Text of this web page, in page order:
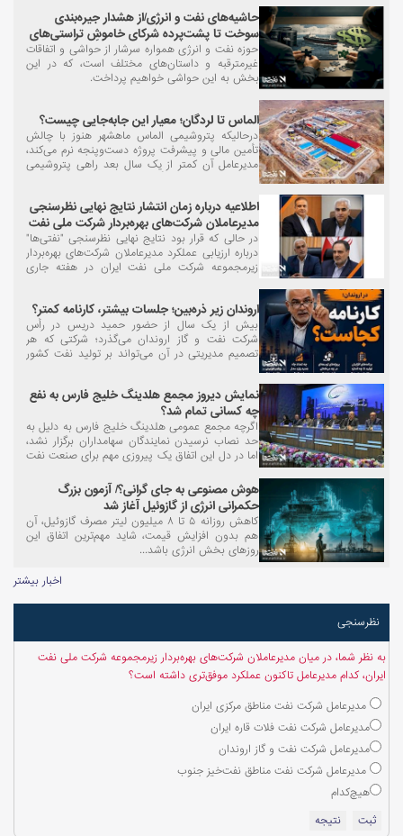
مرحله‌ای از آماده‌باش شده....
حاشیه‌های نفت و انرژی/از هشدار جیره‌بندی
سوخت تا پشت‌پرده شرکای خاموشِ تراستی‌های
بدهکار!
حوزه نفت و انرژی همواره سرشار از حواشی و اتفاقات
غیرمترقبه و داستان‌های مختلف است، که در این
بخش به این حواشی خواهیم پرداخت.
الماس تا لردگان؛ معیار این جابه‌جایی چیست؟
درحالیکه پتروشیمی الماس ماهشهر هنوز با چالش
تأمین مالی و پیشرفت پروژه دست‌وپنجه نرم می‌کند،
مدیرعامل آن کمتر از یک سال بعد راهی پتروشیمی
اطلاعیه درباره زمان انتشار نتایج نهایی نظرسنجی
مدیرعاملان شرکت‌های بهره‌بردار شرکت ملی نفت
ایران
در حالی که قرار بود نتایج نهایی نظرسنجی "نفتی‌ها"
درباره ارزیابی عملکرد مدیرعاملان شرکت‌های بهره‌بردار
زیرمجموعه شرکت ملی نفت ایران در هفته جاری
اروندان زیر ذره‌بین؛ جلسات بیشتر، کارنامه کمتر؟
بیش از یک سال از حضور حمید دریس در رأس
شرکت نفت و گاز اروندان می‌گذرد؛ شرکتی که هر
تصمیم مدیریتی در آن می‌تواند بر تولید نفت کشور
قابل اندازه‌گیری مدیریت جدید چه بوده است؟
نمایش دیروز مجمع هلدینگ خلیج فارس به نفع
چه کسانی تمام شد؟
اگرچه مجمع عمومی هلدینگ خلیج فارس به دلیل به
حد نصاب نرسیدن نمایندگان سهامداران برگزار نشد،
اما در دل این اتفاق یک پیروزی مهم برای صنعت نفت
هوش مصنوعی به جای گرانی؟/ آزمون بزرگ
حکمرانی انرژی از گازوئیل آغاز شد
کاهش روزانه ۵ تا ۸ میلیون لیتر مصرف گازوئیل، آن
هم بدون افزایش قیمت، شاید مهم‌ترین اتفاق این
روزهای بخش انرژی باشد...
اخبار بیشتر
نظرسنجی
به نظر شما، در میان مدیرعاملان شرکت‌های بهره‌بردار زیرمجموعه شرکت ملی نفت
ایران، کدام مدیرعامل تاکنون عملکرد موفق‌تری داشته است؟
مدیرعامل شرکت نفت مناطق مرکزی ایران
مدیرعامل شرکت نفت فلات قاره ایران
مدیرعامل شرکت نفت و گاز اروندان
مدیرعامل شرکت نفت مناطق نفت‌خیز جنوب
هیچ‌کدام